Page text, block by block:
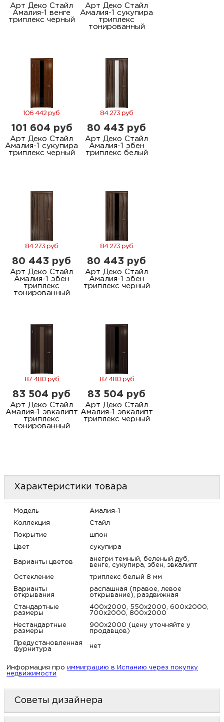
Арт Деко Стайл
Амалия-1 венге
триплекс черный
Арт Деко Стайл
Амалия-1 сукупира
триплекс
тонированный
106 442 руб
101 604 руб
Арт Деко Стайл
Амалия-1 сукупира
триплекс черный
84 273 руб
80 443 руб
Арт Деко Стайл
Амалия-1 эбен
триплекс белый
84 273 руб
80 443 руб
Арт Деко Стайл
Амалия-1 эбен
триплекс
тонированный
84 273 руб
80 443 руб
Арт Деко Стайл
Амалия-1 эбен
триплекс черный
87 480 руб
83 504 руб
Арт Деко Стайл
Амалия-1 эвкалипт
триплекс
тонированный
87 480 руб
83 504 руб
Арт Деко Стайл
Амалия-1 эвкалипт
триплекс черный
Характеристики товара
Модель Амалия-1
Коллекция Стайл
Покрытие шпон
Цвет сукупира
Варианты цветов
анегри темный, беленый дуб,
венге, сукупира, эбен, эвкалипт
Остекление триплекс белый 8 мм
Варианты
открывания
распашная (правое, левое
открывание), раздвижная
Стандартные
размеры
400х2000, 550х2000, 600х2000,
700х2000, 800х2000
Нестандартные
размеры
900х2000 (цену уточняйте у
продавцов)
Предустановленная
фурнитура
нет
Информация про иммиграцию в Испанию через покупку
недвижимости
Советы дизайнера